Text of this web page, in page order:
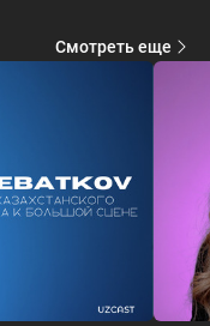
Смотреть еще